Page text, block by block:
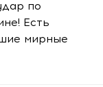
по
Есть
мирные